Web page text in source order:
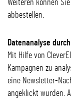
Weiteren können
abbestellen.
Datenanalyse
Mit Hilfe von
Kampagnen zu
eine Newsletter-
angeklickt wurden.